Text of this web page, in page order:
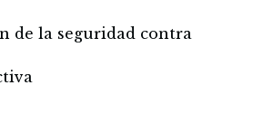
de la seguridad contra